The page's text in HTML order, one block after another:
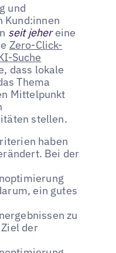
und
Kund:innen
seit jehereine
Zero-Click-
Suche
dass lokale
Thema
Mittelpunkt
stellen.
haben
Bei der
ein gutes
zu
der